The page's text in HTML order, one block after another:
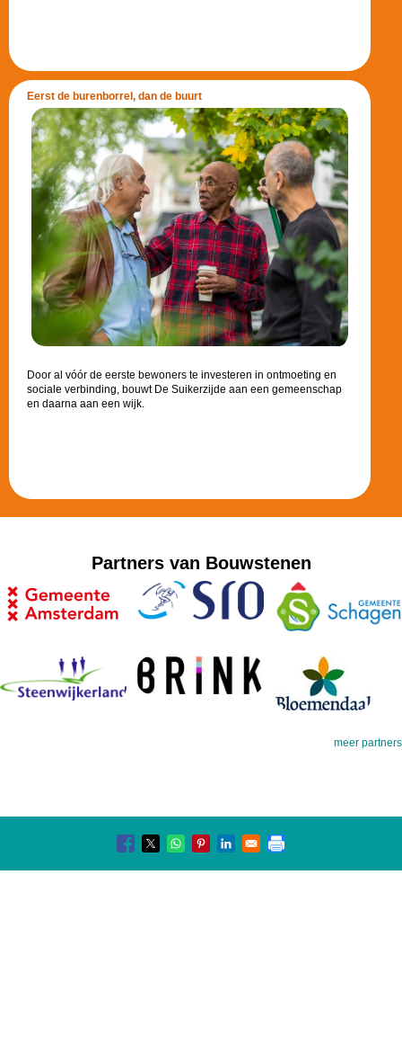
Eerst de burenborrel, dan de buurt
Door al vóór de eerste bewoners te investeren in ontmoeting en
sociale verbinding, bouwt De Suikerzijde aan een gemeenschap
en daarna aan een wijk.
Partners van Bouwstenen
meer partners